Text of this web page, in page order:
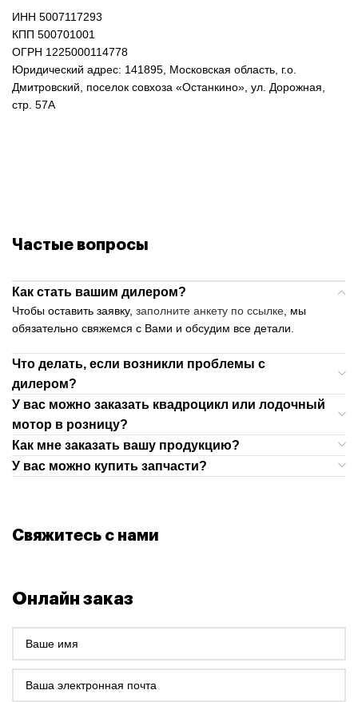
ИНН 5007117293
КПП 500701001
ОГРН 1225000114778
Юридический адрес: 141895, Московская область, г.о.
Дмитровский, поселок совхоза «Останкино», ул. Дорожная,
стр. 57А
Частые вопросы
Как стать вашим дилером?
Чтобы оставить заявку, заполните анкету по ссылке , мы
обязательно свяжемся с Вами и обсудим все детали.
Что делать, если возникли проблемы с
дилером?
У вас можно заказать квадроцикл или лодочный
мотор в розницу?
Как мне заказать вашу продукцию?
У вас можно купить запчасти?
Свяжитесь с нами
Онлайн заказ